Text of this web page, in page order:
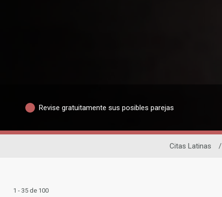
Revise gratuitamente sus posibles parejas
Citas Latinas /
1 - 35 de 100